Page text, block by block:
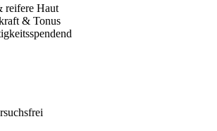
reifere Haut
& Tonus